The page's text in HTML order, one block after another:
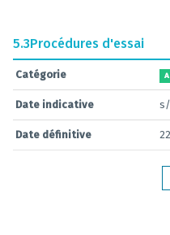
5.3Procédures d'essai
Catégorie A
Date indicative
Date définitive